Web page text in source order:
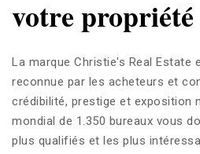
votre propriété
La marque Christie's Real Estate
reconnue par les acheteurs et
crédibilité, prestige et exposition
mondial de 1.350 bureaux vous
plus qualifiés et les plus